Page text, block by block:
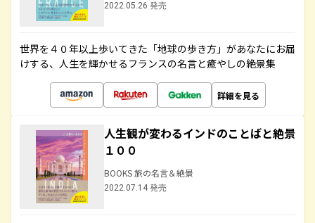
2022.05.26 発売
世界を４０年以上歩いてきた「地球の歩き方」があなたにお届
けする、人生を輝かせるフランスの名言と癒やしの絶景集
詳細を見る
人生観が変わるインドのことばと絶景
１００
BOOKS 旅の名言＆絶景
2022.07.14 発売